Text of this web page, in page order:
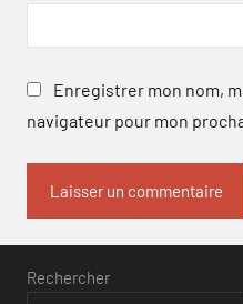
Enregistrer mon nom,
navigateur pour mon
Rechercher